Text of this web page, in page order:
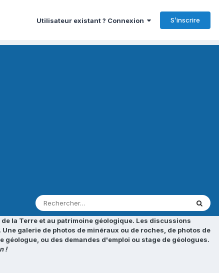
Utilisateur existant ? Connexion S’inscrire
la Terre et au patrimoine géologique. Les discussions
galerie de photos de minéraux ou de roches, de photos de
ou des demandes d'emploi ou stage de géologues.
!